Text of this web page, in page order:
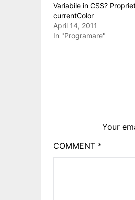
Variabile in CSS?
currentColor
April 14, 2011
In "Programare"
Your
COMMENT *